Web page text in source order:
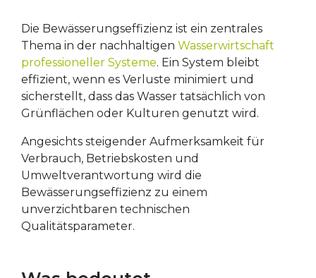
Die Bewässerungseffizienz ist ein zentrales
Thema in der nachhaltigen Wasserwirtschaft
professioneller Systeme. Ein System bleibt
effizient, wenn es Verluste minimiert und
sicherstellt, dass das Wasser tatsächlich von
Grünflächen oder Kulturen genutzt wird.
Angesichts steigender Aufmerksamkeit für
Verbrauch, Betriebskosten und
Umweltverantwortung wird die
Bewässerungseffizienz zu einem
unverzichtbaren technischen
Qualitätsparameter.